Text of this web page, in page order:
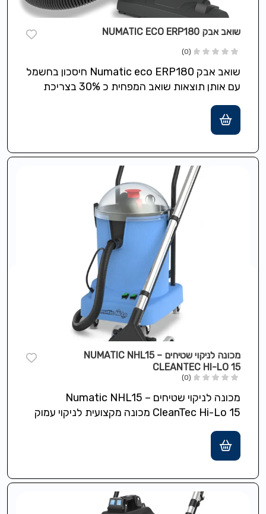
שואב אבק NUMATIC ECO ERP180
(0)
שואב אבק Numatic eco ERP180 חיסכון בחשמל
עם אותן תוצאות שואב המפחית כ 30% בצריכת
מכונה לניקוי שטיחים NUMATIC NHL15 –
CLEANTEC HI-LO 15
(0)
מכונה לניקוי שטיחים Numatic NHL15 –
CleanTec Hi-Lo 15 מכונה מקצועית לניקוי עמוק
TwinFlo…